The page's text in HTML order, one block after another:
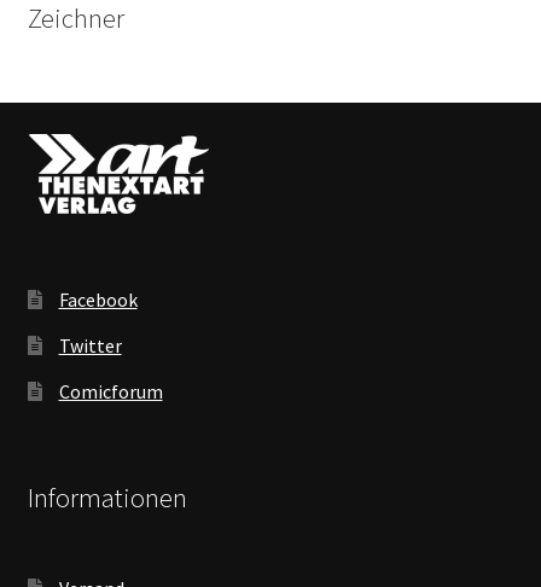
Zeichner
Facebook
Twitter
Comicforum
Informationen